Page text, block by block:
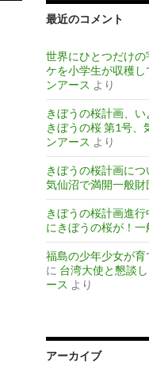
最近のコメント
世界にひとつだけの
ケを小学生が収穫
ンアース より
きぼうの桜計画、
きぼうの桜 第1号、
ンアース より
きぼうの桜計画につ
気仙沼で満開一般
きぼうの桜計画進行
にきぼうの桜が！
福島の少年少女が
に 台湾大使と懇談
ース より
アーカイブ